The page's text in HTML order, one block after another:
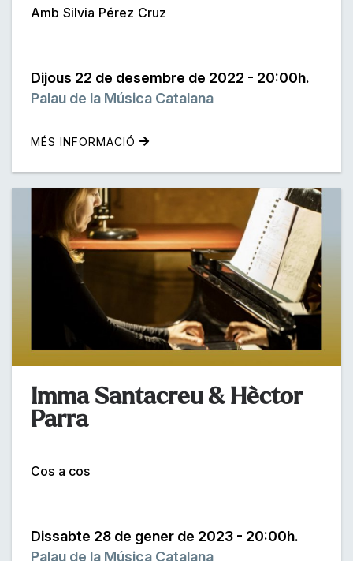
Amb Silvia Pérez Cruz
Dijous 22 de desembre de 2022 - 20:00h.
Palau de la Música Catalana
MÉS INFORMACIÓ
Imma Santacreu & Hèctor
Parra
Cos a cos
Dissabte 28 de gener de 2023 - 20:00h.
Palau de la Música Catalana